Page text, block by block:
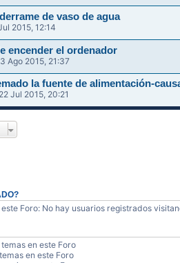
de vaso de agua
2015, 12:14
encender el ordenador
Ago 2015, 21:37
la fuente de alimentación-
Jul 2015, 20:21
Foro: No hay usuarios registrados
en este Foro
en este Foro